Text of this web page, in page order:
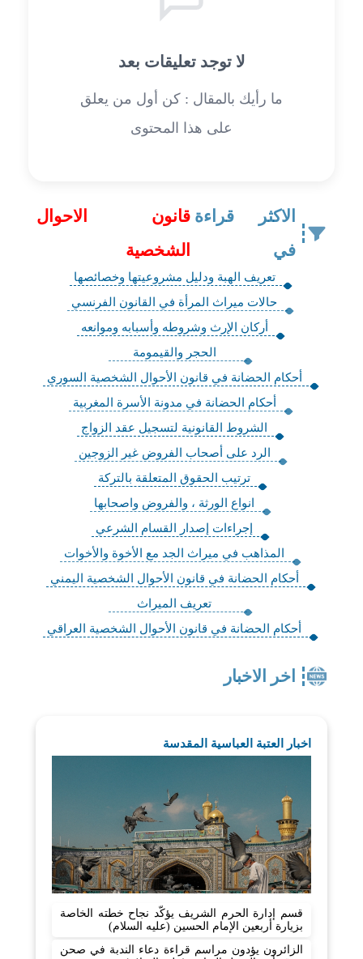
لا توجد تعليقات بعد
ما رأيك بالمقال : كن أول من يعلق
على هذا المحتوى
الاكثر قراءة
في
قانون الاحوال
الشخصية
تعريف الهبة ودليل مشروعيتها وخصائصها
حالات ميراث المرأة في القانون الفرنسي
أركان الإرث وشروطه وأسبابه وموانعه
‏الحجر والقيمومة
أحكام الحضانة في قانون الأحوال الشخصية السوري
أحكام الحضانة في مدونة الأسرة المغربية
الشروط القانونية لتسجيل عقد الزواج
الرد على أصحاب الفروض غير الزوجين
ترتيب الحقوق المتعلقة بالتركة
انواع الورثة ، والفروض واصحابها
إجراءات إصدار القسام الشرعي
المذاهب في ميراث الجد مع الأخوة والأخوات
أحكام الحضانة في قانون الأحوال الشخصية اليمني
تعريف الميراث
أحكام الحضانة في قانون الأحوال الشخصية العراقي
اخر الاخبار
اخبار العتبة العباسية المقدسة
قسم إدارة الحرم الشريف يؤكّد نجاح خطته الخاصة
بزيارة أربعين الإمام الحسين (عليه السلام)
الزائرون يؤدون مراسم قراءة دعاء الندبة في صحن